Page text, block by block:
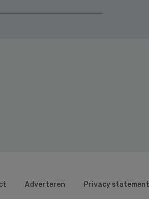
Adverteren Privacy statement